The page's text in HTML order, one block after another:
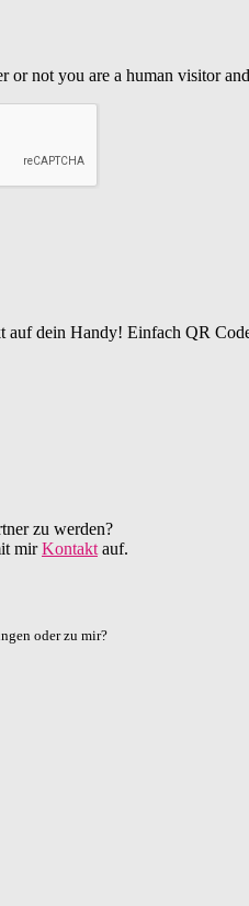
or not you are a human visitor
auf dein Handy! Einfach QR
zu werden?
mirKontakt auf.
oder zu mir?